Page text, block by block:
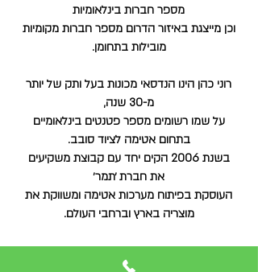
מספר חברות בינלאומיות
וכן מייצגת באיזור הדרום מספר חברות מקומיות
מובילות בתחומן.
רוני כהן הינו הנדסאי מכונות בעל ותק של יותר
מ-30 שנה,
על שמו רשומים מספרפטנטים בינלאומיים
בתחום אטימה לציוד סובב.
בשנת 2006 הקים יחד עם קבוצת משקיעים
את חברת ׳תמר׳
העוסקת בפיתוח מערכות אטימה ומשווקת את
מוצריה בארץ וברחבי העולם.
כיום מועסקים בחברה כשישה עובדים הנכונים